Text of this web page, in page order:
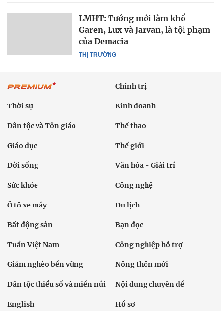
THỊ TRƯỜNG
LMHT: Tướng mới làm khổ
Garen, Lux và Jarvan, là tội phạm
của Demacia
Chính trị
Thời sự Kinh doanh
Dân tộc và Tôn giáo Thể thao
Giáo dục Thế giới
Đời sống Văn hóa - Giải trí
Sức khỏe Công nghệ
Ô tô xe máy Du lịch
Bất động sản Bạn đọc
Tuần Việt Nam Công nghiệp hỗ trợ
Giảm nghèo bền vững Nông thôn mới
Dân tộc thiểu số và miền núi Nội dung chuyên đề
English Hồ sơ